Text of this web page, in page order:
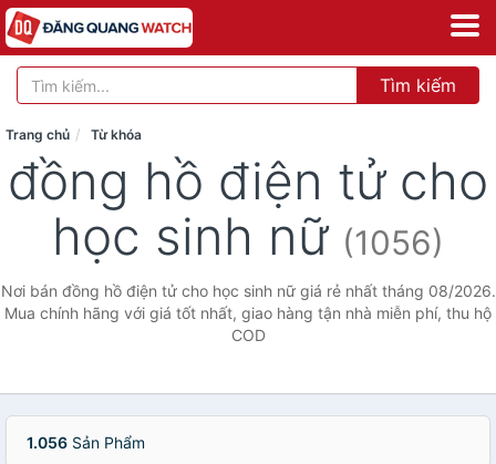
Tìm kiếm
Trang chủ Từ khóa
đồng hồ điện tử cho
học sinh nữ (1056)
Nơi bán đồng hồ điện tử cho học sinh nữ giá rẻ nhất tháng 08/2026.
Mua chính hãng với giá tốt nhất, giao hàng tận nhà miễn phí, thu hộ
COD
1.056 Sản Phẩm